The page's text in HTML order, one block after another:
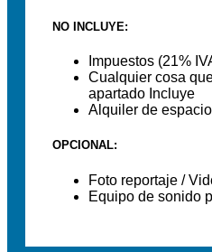
NO INCLUYE:
Impuestos (21%
Cualquier cosa
apartado Incluye
Alquiler de
OPCIONAL:
Foto reportaje /
Equipo de sonido